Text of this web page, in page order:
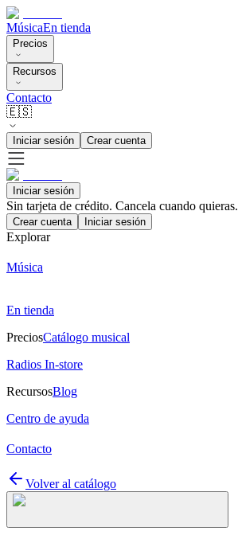
MúsicaEn tienda
Precios
Recursos
Contacto
🇪🇸
Iniciar sesión Crear cuenta
Iniciar sesión
Sin tarjeta de crédito. Cancela cuando quieras.
Crear cuenta Iniciar sesión
Explorar
Música
En tienda
PreciosCatálogo musical
Radios In-store
RecursosBlog
Centro de ayuda
Contacto
Volver al catálogo